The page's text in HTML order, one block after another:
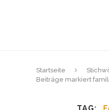
Startseite
Beiträge markiert